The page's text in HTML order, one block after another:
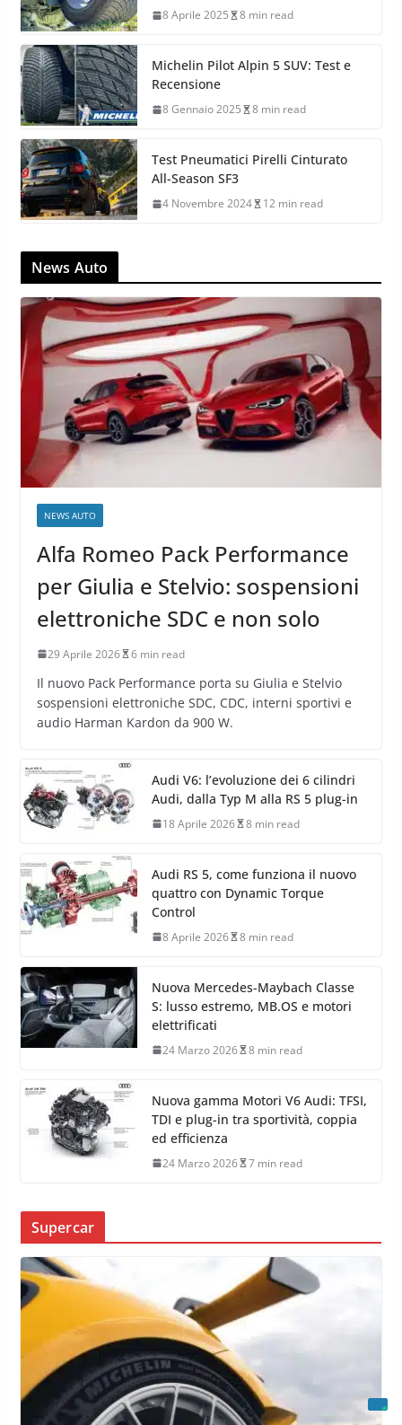
8 Aprile 2025 8 min read
Michelin Pilot Alpin 5 SUV: Test e
Recensione
8 Gennaio 2025 8 min read
Test Pneumatici Pirelli Cinturato
All-Season SF3
4 Novembre 2024 12 min read
News Auto
NEWS AUTO
Alfa Romeo Pack Performance
per Giulia e Stelvio: sospensioni
elettroniche SDC e non solo
29 Aprile 2026 6 min read
Il nuovo Pack Performance porta su Giulia e Stelvio
sospensioni elettroniche SDC, CDC, interni sportivi e
audio Harman Kardon da 900 W.
Audi V6: l’evoluzione dei 6 cilindri
Audi, dalla Typ M alla RS 5 plug-in
18 Aprile 2026 8 min read
Audi RS 5, come funziona il nuovo
quattro con Dynamic Torque
Control
8 Aprile 2026 8 min read
Nuova Mercedes-Maybach Classe
S: lusso estremo, MB.OS e motori
elettrificati
24 Marzo 2026 8 min read
Nuova gamma Motori V6 Audi: TFSI,
TDI e plug-in tra sportività, coppia
ed efficienza
24 Marzo 2026 7 min read
Supercar